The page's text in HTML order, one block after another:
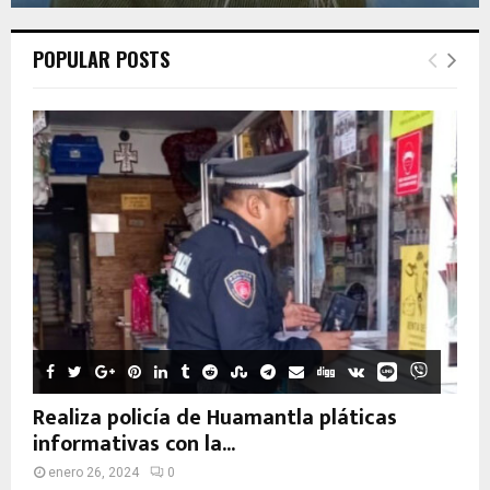
POPULAR POSTS
Realiza policía de Huamantla pláticas
informativas con la...
enero 26, 2024 0